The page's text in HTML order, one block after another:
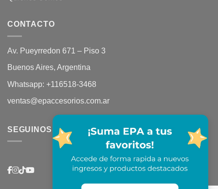
CONTACTO
Av. Pueyrredon 671 – Piso 3
Buenos Aires, Argentina
Whatsapp: +116518-3468
ventas@epaccesorios.com.ar
SEGUINOS EN REDES